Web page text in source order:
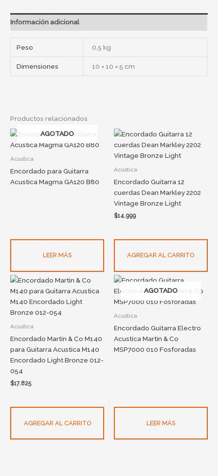
Información adicional
Peso 0,5 kg
Dimensiones 10 × 10 × 5 cm
Productos relacionados
AGOTADO
Acustica
Encordado para Guitarra
Acustica Magma GA120 B80
LEER MÁS
Acustica
Encordado Guitarra 12
cuerdas Dean Markley 2202
Vintage Bronze Light
$14.999
AGREGAR AL CARRITO
Acustica
Encordado Martin & Co M140
para Guitarra Acustica M140
Encordado Light Bronze 012-
054
$17.825
AGREGAR AL CARRITO
AGOTADO
Acustica
Encordado Guitarra Electro
Acustica Martin & Co
MSP7000 010 Fosforadas
LEER MÁS